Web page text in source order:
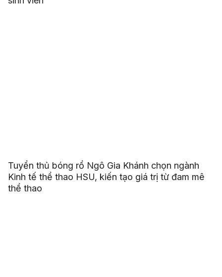
Tuyển thủ bóng rổ Ngô Gia Khánh chọn ngành
Kinh tế thể thao HSU, kiến tạo giá trị từ đam mê
thể thao